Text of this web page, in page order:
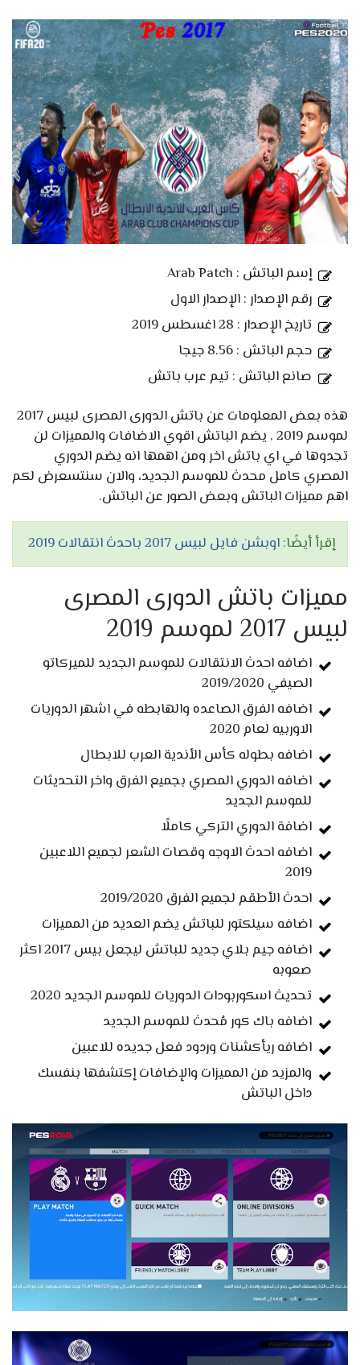
إسم الباتش : Arab Patch
رقم الإصدار : الإصدار الاول
تاريخ الإصدار : 28 اغسطس 2019
حجم الباتش : 8.56 جيجا
صانع الباتش : تيم عرب باتش
هذه بعض المعلومات عن باتش الدورى المصرى لبيس 2017
لموسم 2019 , يضم الباتش اقوي الاضافات والمميزات لن
تجدوها في اي باتش اخر ومن اهمها انه يضم الدوري
المصري كامل محدث للموسم الجديد، والان سنتسعرض لكم
اهم مميزات الباتش وبعض الصور عن الباتش.
إقرأ أيضًا:اوبشن فايل لبيس 2017 باحدث انتقالات 2019
مميزات باتش الدورى المصرى
لبيس 2017 لموسم 2019
اضافه احدث الانتقالات للموسم الجديد للميركاتو
الصيفي 2019/2020
اضافه الفرق الصاعده والهابطه في اشهر الدوريات
الاوربيه لعام 2020
اضافه بطوله كأس الأندية العرب للابطال
اضافه الدوري المصري بجميع الفرق واخر التحديثات
للموسم الجديد
اضافة الدوري التركي كاملًا
اضافه احدث الاوجه وقصات الشعر لجميع اللاعبين
2019
احدث الأطقم لجميع الفرق 2019/2020
اضافه سيلكتور للباتش يضم العديد من المميزات
اضافه جيم بلاي جديد للباتش ليجعل بيس 2017 اكثر
صعوبه
تحديث اسكوربودات الدوريات للموسم الجديد 2020
اضافه باك كور مُحدث للموسم الجديد
اضافه ريأكشنات وردود فعل جديده للاعبين
والمزيد من المميزات والإضافات إكتشفها بنفسك
داخل الباتش